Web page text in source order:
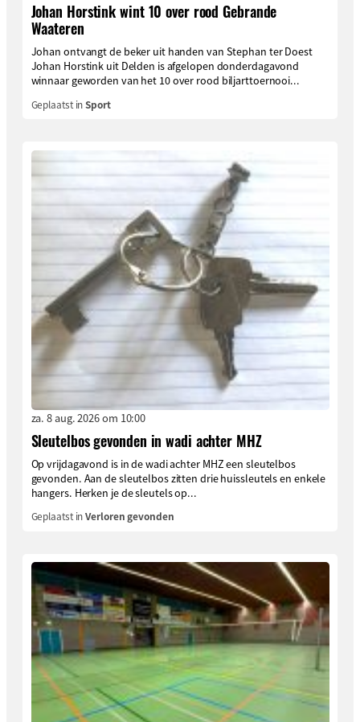
Johan Horstink wint 10 over rood Gebrande
Waateren
Johan ontvangt de beker uit handen van Stephan ter Doest
Johan Horstink uit Delden is afgelopen donderdagavond
winnaar geworden van het 10 over rood biljarttoernooi...
Geplaatst inSport
za. 8 aug. 2026 om 10:00
Sleutelbos gevonden in wadi achter MHZ
Op vrijdagavond is in de wadi achter MHZ een sleutelbos
gevonden. Aan de sleutelbos zitten drie huissleutels en enkele
hangers. Herken je de sleutels op...
Geplaatst inVerloren gevonden